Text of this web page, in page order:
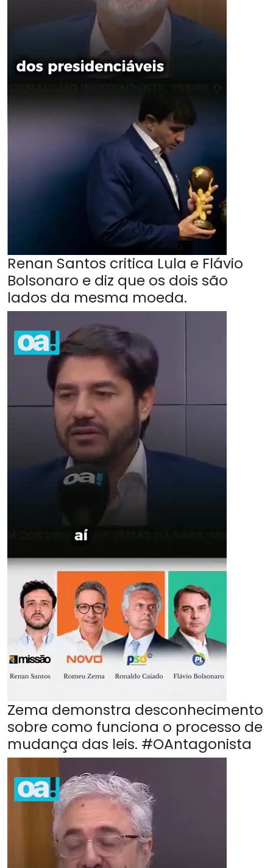
Renan Santos critica Lula e Flávio
Bolsonaro e diz que os dois são
lados da mesma moeda.
Zema demonstra desconhecimento
sobre como funciona o processo de
mudança das leis. #OAntagonista